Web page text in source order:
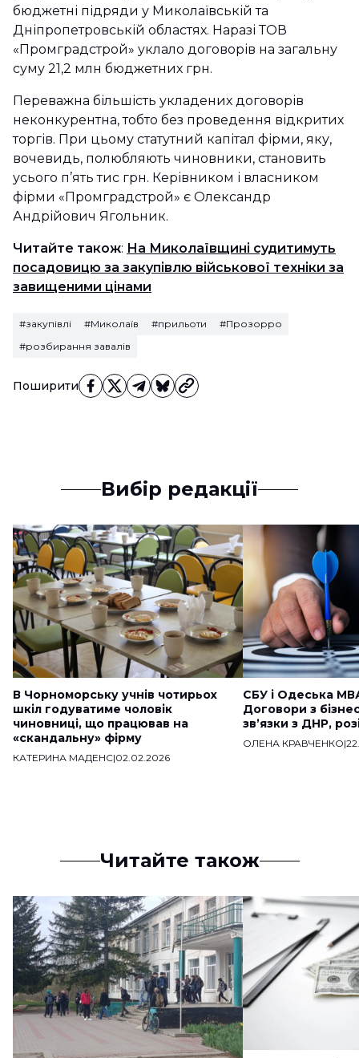
Поширити
бюджетні підряди у Миколаївській та
Дніпропетровській областях. Наразі ТОВ
«Промградстрой» уклало договорів на загальну
суму 21,2 млн бюджетних грн.
Переважна більшість укладених договорів
неконкурентна, тобто без проведення відкритих
торгів. При цьому статутний капітал фірми, яку,
вочевидь, полюбляють чиновники, становить
усього п’ять тис грн. Керівником і власником
фірми «Промградстрой» є Олександр
Андрійович Ягольник.
Читайте також: На Миколаївщині судитимуть
посадовицю за закупівлю військової техніки за
завищеними цінами
#закупівлі #Миколаїв #прильоти
#Прозорро
#розбирання завалів
Вибір редакції
В Чорноморську учнів чотирьох
шкіл годуватиме чоловік
чиновниці, що працював на
«скандальну» фірму
КАТЕРИНА МАДЕНС|02.02.2026
СБУ і Одеська
Договори з
звʼязки з ДНР,
ОЛЕНА КРАВЧЕНКО|
Читайте також